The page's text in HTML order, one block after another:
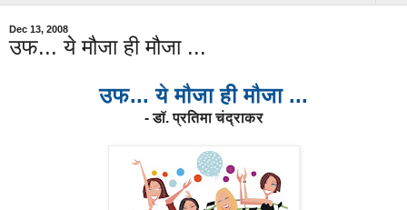
Dec 13, 2008
उफ... ये मौजा ही मौजा ...
उफ... ये मौजा ही मौजा ...
- डॉ. प्रतिमा चंद्राकर